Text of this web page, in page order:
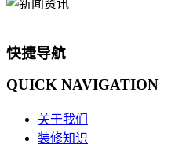
快捷导航
QUICK NAVIGATION
关于我们
装修知识